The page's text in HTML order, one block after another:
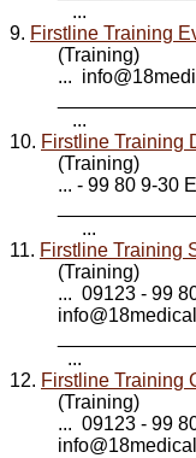
...
9. Firstline Training
(Training)
... info@
...
10. Firstline Training
(Training)
... - 99 80 9-30
...
11. Firstline Training
(Training)
... 09123 - 99
info@18medical
...
12. Firstline Training
(Training)
... 09123 - 99
info@18medical